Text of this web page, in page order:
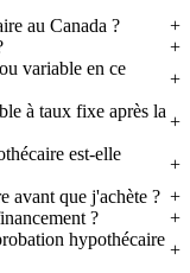
au Canada ?
variable en ce
à taux fixe après la
est-elle
avant que j'achète ?
?
hypothécaire